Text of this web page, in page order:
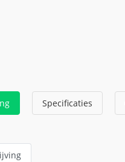
Specificaties